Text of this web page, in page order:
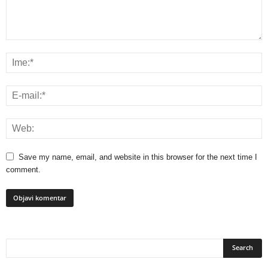
Save my name, email, and website in this browser for the next time I
comment.